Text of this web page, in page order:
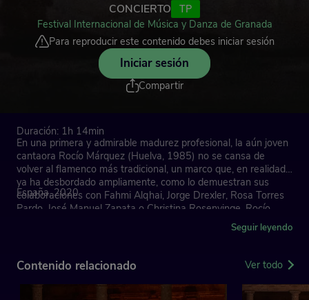
CONCIERTO
TP
Festival Internacional de Música y Danza de Granada
Para reproducir este contenido debes iniciar sesión
Iniciar sesión
Compartir
Duración: 1h 14min
En una primera y admirable madurez profesional, la aún joven
cantaora Rocío Márquez (Huelva, 1985) no se cansa de
volver al flamenco más tradicional, un marco que, en realidad,
ya ha desbordado ampliamente, como lo demuestran sus
colaboraciones con Fahmi Alqhai, Jorge Drexler, Rosa Torres
Pardo, José Manuel Zapata o Christina Rosenvinge. Rocío
Márquez se acercará una noche de finales de junio al Patio de
la Acequia junto a uno de sus más habituales acompañantes,
de corte clásico. Un concierto de esencias jondas: la voz de
una de las cantaoras más requeridas por programadores y
públicos de todo el universo flamenco y la guitarra prestigiosa
España, 2020
Seguir leyendo
Contenido relacionado Ver todo